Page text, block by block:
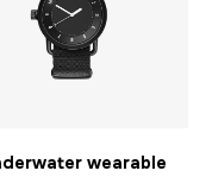
wearable